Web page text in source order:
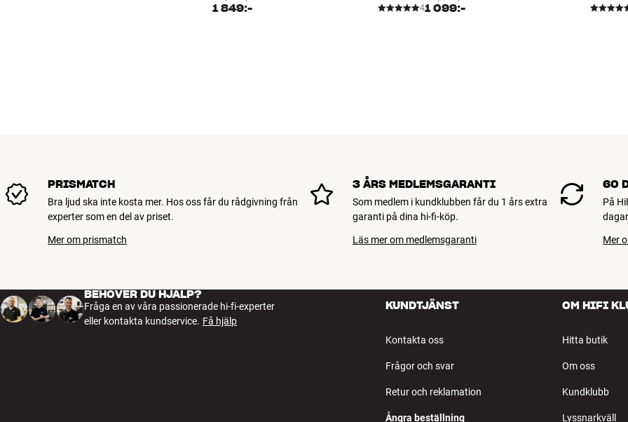
1 849:- 41 099:-
PRISMATCH
Bra ljud ska inte kosta mer. Hos oss får du rådgivning från
experter som en del av priset.
Mer om prismatch
3 ÅRS MEDLEMSGARANTI
Som medlem i kundklubben får du 1 års extra
garanti på dina hi-fi-köp.
Läs mer om medlemsgaranti
60
På
Mer
BEHÖVER DU HJÄLP?
Fråga en av våra passionerade hi-fi-experter
eller kontakta kundservice. Få hjälp
KUNDTJÄNST
Kontakta oss
Frågor och svar
Retur och reklamation
Ångra beställning
OM HIFI
Hitta butik
Om oss
Kundklubb
Lyssnarkväll